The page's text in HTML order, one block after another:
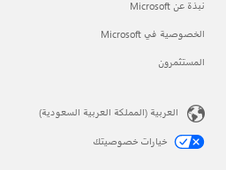
نبذة عن Microsoft
الخصوصية في Microsoft
المستثمرون
العربية (المملكة العربية السعودية)
خيارات خصوصيتك